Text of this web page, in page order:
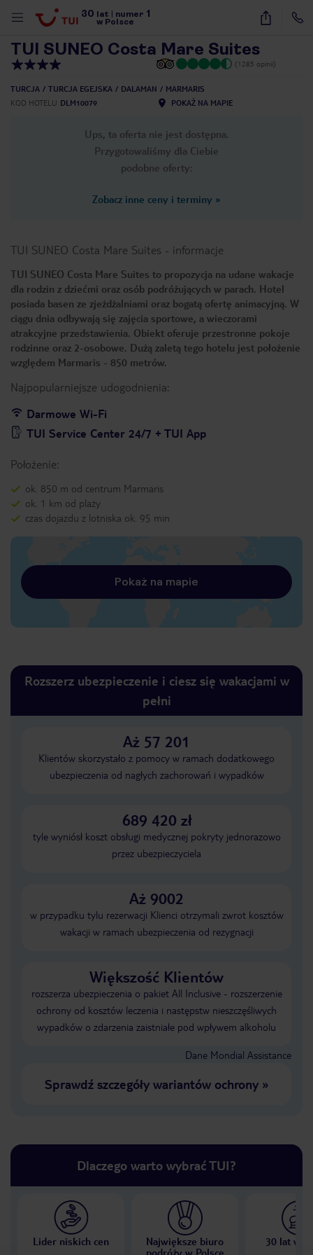
30 lat numer 1
w Polsce
50
TUI SUNEO Costa Mare Suites
(1285 opinii)
TURCJA TURCJA EGEJSKA DALAMAN
MARMARIS
KOD HOTELU DLM10079 POKAŻ NA MAPIE
Ups, ta oferta nie jest dostępna.
Przygotowaliśmy dla Ciebie
podobne oferty:
Zobacz inne ceny i terminy »
TUI SUNEO Costa Mare Suites - informacje
TUI SUNEO Costa Mare Suites to propozycja na udane wakacje
dla rodzin z dziećmi oraz osób podróżujących w parach. Hotel
posiada basen ze zjeżdżalniami oraz bogatą ofertę animacyjną. W
ciągu dnia odbywają się zajęcia sportowe, a wieczorami
atrakcyjne przedstawienia. Obiekt oferuje przestronne pokoje
rodzinne oraz 2-osobowe. Dużą zaletą tego hotelu jest położenie
względem Marmaris - 850 metrów.
Najpopularniejsze udogodnienia:
Darmowe Wi-Fi
TUI Service Center 24/7 + TUI App
Położenie:
ok. 850 m od centrum Marmaris
ok. 1 km od plaży
czas dojazdu z lotniska ok. 95 min
Pokaż na mapie
Rozszerz ubezpieczenie i ciesz się wakacjami w
pełni
Aż 57 201
Klientów skorzystało z pomocy w ramach dodatkowego
ubezpieczenia od nagłych zachorowań i wypadków
689 420 zł
tyle wyniósł koszt obsługi medycznej pokryty jednorazowo
przez ubezpieczyciela
Aż 9002
w przypadku tylu rezerwacji Klienci otrzymali zwrot kosztów
wakacji w ramach ubezpieczenia od rezygnacji
Większość Klientów
rozszerza ubezpieczenia o pakiet All Inclusive - rozszerzenie
ochrony od kosztów leczenia i następstw nieszczęśliwych
wypadków o zdarzenia zaistniałe pod wpływem alkoholu
Dane Mondial Assistance
Sprawdź szczegóły wariantów ochrony»
Dlaczego warto wybrać TUI?
Lider niskich cen
Największe biuro
podróży w Polsce
30 lat w